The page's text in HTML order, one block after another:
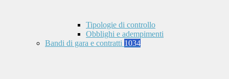
Tipologie di controllo
Obblighi e adempimenti
Bandi di gara e contratti 1034